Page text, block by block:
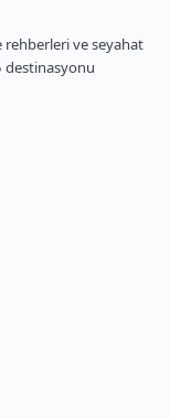
ve seyahat
destinasyonu